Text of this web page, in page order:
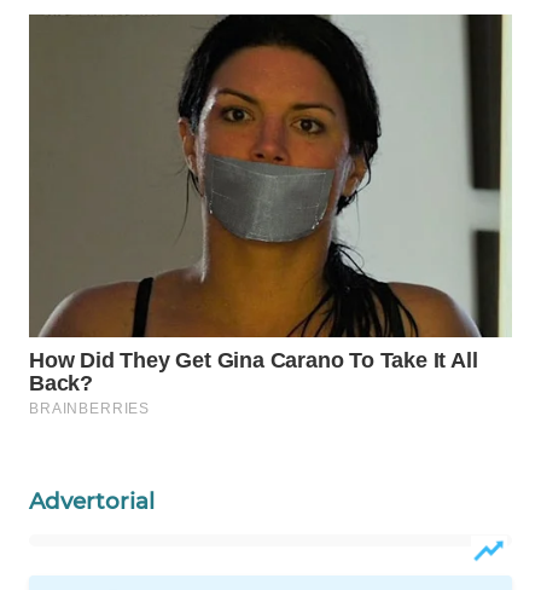
Advertorial
PLN
WATCH
MKLI
KOPEKLIN